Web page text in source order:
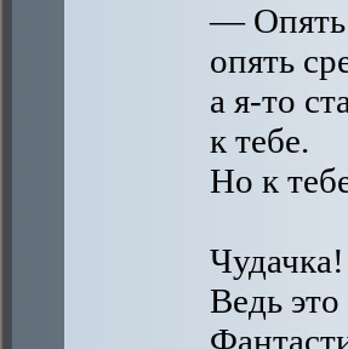
— Опять
опять
а я-то
к тебе.
Но к
Чудачка!
Ведь